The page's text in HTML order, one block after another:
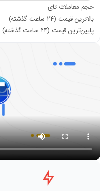
حجم معاملات تای
بالاترین قیمت (۲۴ ساعت گذشته)
پایین‌ترین قیمت (۲۴ ساعت گذشته)